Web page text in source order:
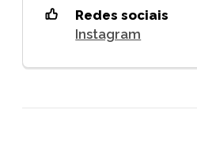
Redes sociais
Instagram